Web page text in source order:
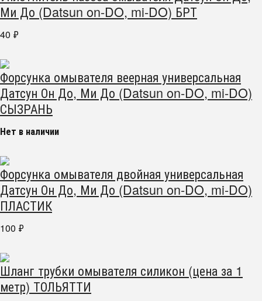
Ми До (Datsun on-DO, mi-DO) БРТ
40 ₽
Форсунка омывателя веерная универсальная
Датсун Он До, Ми До (Datsun on-DO, mi-DO)
СЫЗРАНЬ
Нет в наличии
Форсунка омывателя двойная универсальная
Датсун Он До, Ми До (Datsun on-DO, mi-DO)
ПЛАСТИК
100 ₽
Шланг трубки омывателя силикон (цена за 1
метр) ТОЛЬЯТТИ